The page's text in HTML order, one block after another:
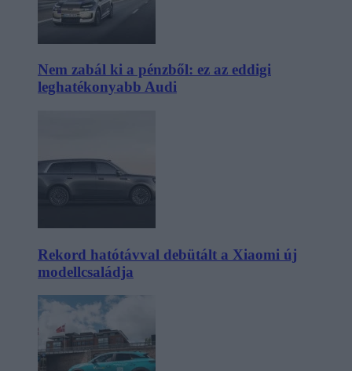
Nem zabál ki a pénzből: ez az eddigi
leghatékonyabb Audi
Rekord hatótávval debütált a Xiaomi új
modellcsaládja